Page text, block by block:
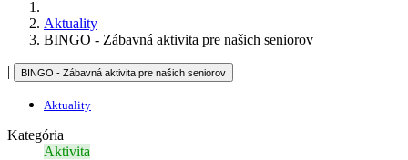
Aktuality
BINGO - Zábavná aktivita pre našich seniorov
| BINGO - Zábavná aktivita pre našich seniorov
Aktuality
Kategória
Aktivita